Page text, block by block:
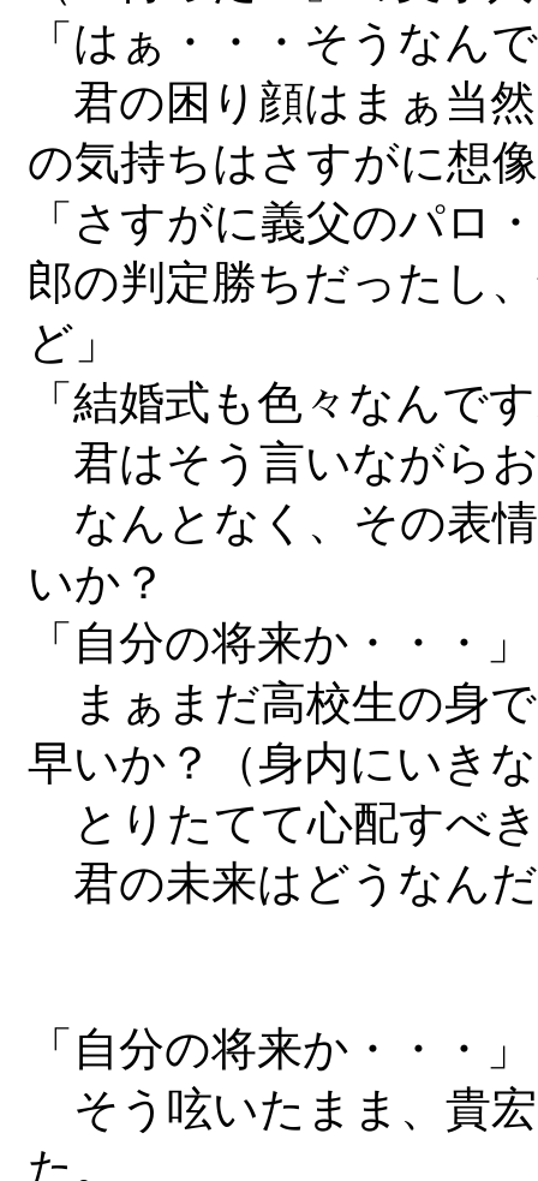
「はぁ・・・そうなん
君の困り顔はまぁ当
の気持ちはさすがに想
「さすがに義父のパロ
郎の判定勝ちだったし
ど」
「結婚式も色々なんで
君はそう言いながら
なんとなく、その表
いか？
「自分の将来か・・・」
まぁまだ高校生の身
早いか？（身内にいき
とりたてて心配すべ
君の未来はどうなん
「自分の将来か・・・」
そう呟いたまま、貴
た。